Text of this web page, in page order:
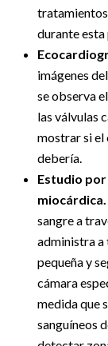
tratamientos
durante esta
imágenes
se observa
las válvulas
mostrar si el
debería.
Estudio
miocárdica.
sangre a
administra a
pequeña y
cámara
medida que
sanguíneos